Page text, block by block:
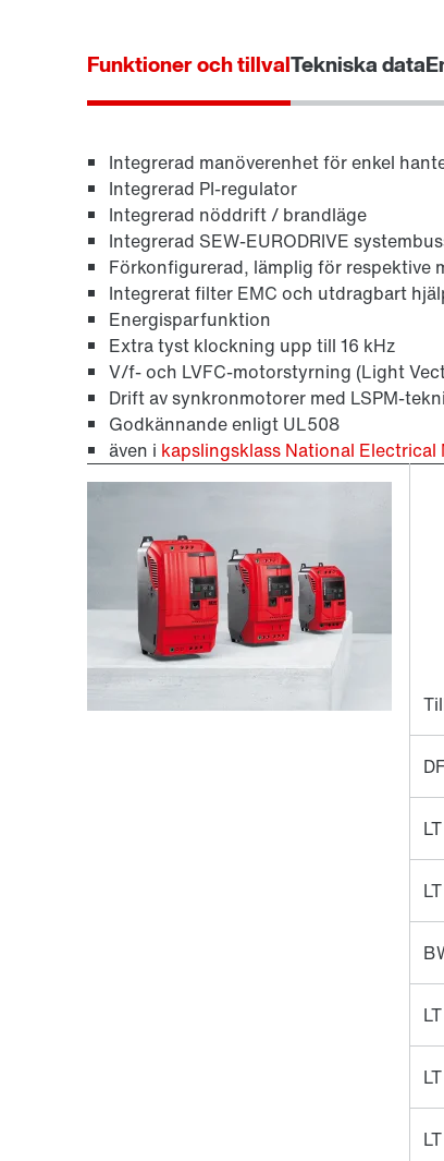
Funktioner och tillvalTekniska data
Integrerad manöverenhet för enkel
Integrerad PI-regulator
Integrerad nöddrift / brandläge
Integrerad SEW-EURODRIVE
Förkonfigurerad, lämplig för respektive
Integrerat filter EMC och utdragbart
Energisparfunktion
Extra tyst klockning upp till 16 kHz
V/f- och LVFC-motorstyrning (Light
Drift av synkronmotorer med LSPM-
Godkännande enligt UL508
även i kapslingsklass National